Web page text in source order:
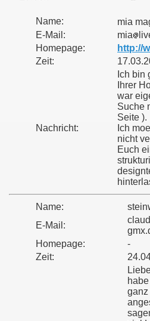
Name:
mia
E-Mail:
mia
Homepage:
http://
Zeit:
Nachricht:
Ich bin
Ihrer
war
Suche
Seite ).
Ich
nicht
Euch
Name:
E-Mail:
Homepage:
-
Zeit: